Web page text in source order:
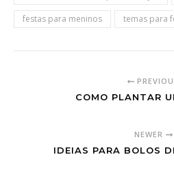
festas para meninos
temas para
COMO PLANTAR
NEWER
IDEIAS PARA BOLOS